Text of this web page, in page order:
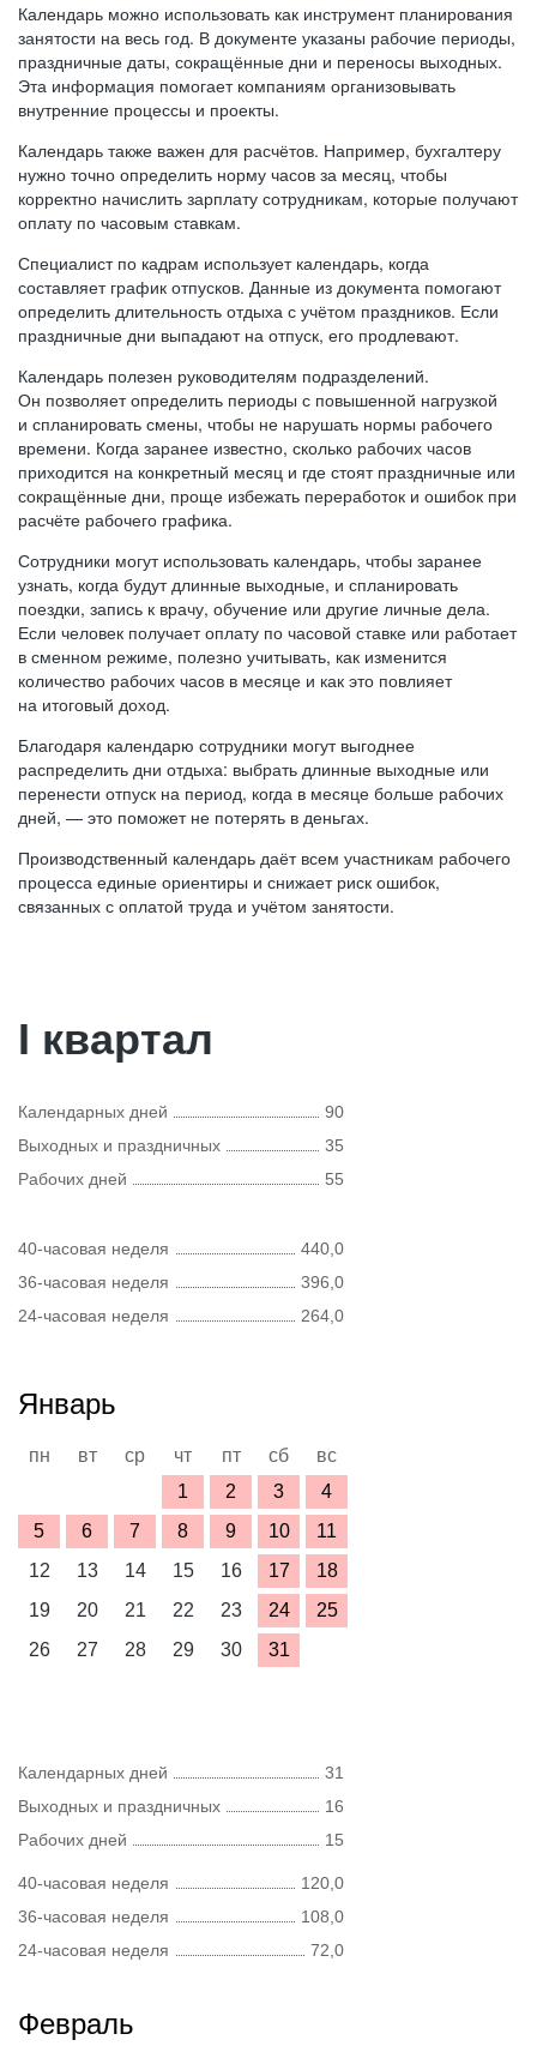
Календарь можно использовать как инструмент планирования
занятости на весь год. В документе указаны рабочие периоды,
праздничные даты, сокращённые дни и переносы выходных.
Эта информация помогает компаниям организовывать
внутренние процессы и проекты.
Календарь также важен для расчётов. Например, бухгалтеру
нужно точно определить норму часов за месяц, чтобы
корректно начислить зарплату сотрудникам, которые получают
оплату по часовым ставкам.
Специалист по кадрам использует календарь, когда
составляет график отпусков. Данные из документа помогают
определить длительность отдыха с учётом праздников. Если
праздничные дни выпадают на отпуск, его продлевают.
Календарь полезен руководителям подразделений.
Он позволяет определить периоды с повышенной нагрузкой
и спланировать смены, чтобы не нарушать нормы рабочего
времени. Когда заранее известно, сколько рабочих часов
приходится на конкретный месяц и где стоят праздничные или
сокращённые дни, проще избежать переработок и ошибок при
расчёте рабочего графика.
Сотрудники могут использовать календарь, чтобы заранее
узнать, когда будут длинные выходные, и спланировать
поездки, запись к врачу, обучение или другие личные дела.
Если человек получает оплату по часовой ставке или работает
в сменном режиме, полезно учитывать, как изменится
количество рабочих часов в месяце и как это повлияет
на итоговый доход.
Благодаря календарю сотрудники могут выгоднее
распределить дни отдыха: выбрать длинные выходные или
перенести отпуск на период, когда в месяце больше рабочих
дней, — это поможет не потерять в деньгах.
Производственный календарь даёт всем участникам рабочего
процесса единые ориентиры и снижает риск ошибок,
связанных с оплатой труда и учётом занятости.
I квартал
Календарных дней
90
Выходных и праздничных
35
Рабочих дней
55
40-часовая неделя
440,0
36-часовая неделя
396,0
24-часовая неделя
264,0
Январь
пн вт ср чт пт сб
вс
1
2 3
4
5
6 7 8 9 10
11
12
13 14 15 16 17
18
19
20 21 22 23 24
25
26
27 28 29 30 31
Календарных дней
31
Выходных и праздничных
16
Рабочих дней
15
40-часовая неделя
120,0
36-часовая неделя
108,0
24-часовая неделя
72,0
Февраль